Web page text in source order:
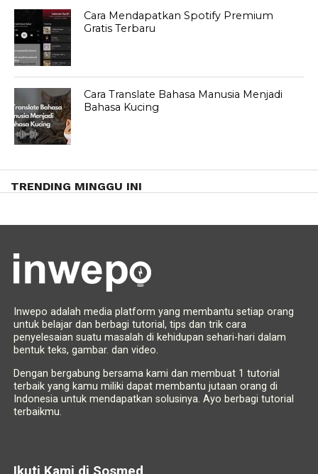
Cara Mendapatkan Spotify Premium
Gratis Terbaru
Cara Translate Bahasa Manusia Menjadi
Bahasa Kucing
TRENDING MINGGU INI
Inwepo adalah media platform yang membantu setiap orang
untuk belajar dan berbagi tutorial, tips dan trik cara
penyelesaian suatu masalah di kehidupan sehari-hari dalam
bentuk teks, gambar. dan video.
Dengan bergabung bersama kami dan membuat 1 tutorial
terbaik yang kamu miliki dapat membantu jutaan orang di
Indonesia untuk mendapatkan solusinya. Ayo berbagi tutorial
terbaikmu.